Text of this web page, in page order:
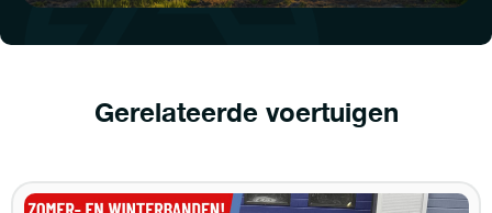
Gerelateerde voertuigen